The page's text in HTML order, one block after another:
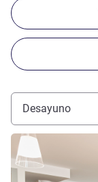
Desayuno
Más información